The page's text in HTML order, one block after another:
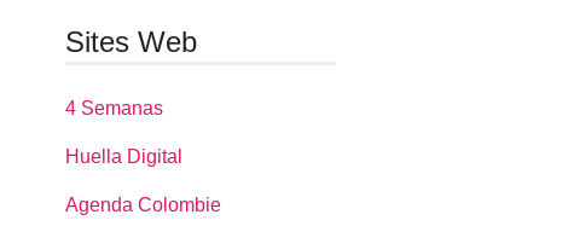
Sites Web
4 Semanas
Huella Digital
Agenda Colombie